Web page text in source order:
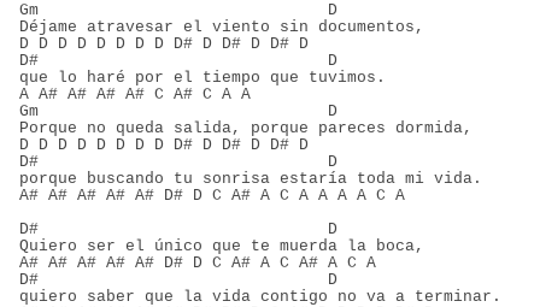
Gm                              D
Déjame atravesar el viento sin documentos,
D D D D D D D D D# D D# D D# D
D#                              D
que lo haré por el tiempo que tuvimos.
A A# A# A# A# C A# C A A
Gm                              D
Porque no queda salida, porque pareces dormida,
D D D D D D D D D# D D# D D# D
D#                              D
porque buscando tu sonrisa estaría toda mi vida.
A# A# A# A# A# D# D C A# A C A A A A C A
D#                              D
Quiero ser el único que te muerda la boca,
A# A# A# A# A# D# D C A# A C A# A C A
D#                              D
quiero saber que la vida contigo no va a terminar.